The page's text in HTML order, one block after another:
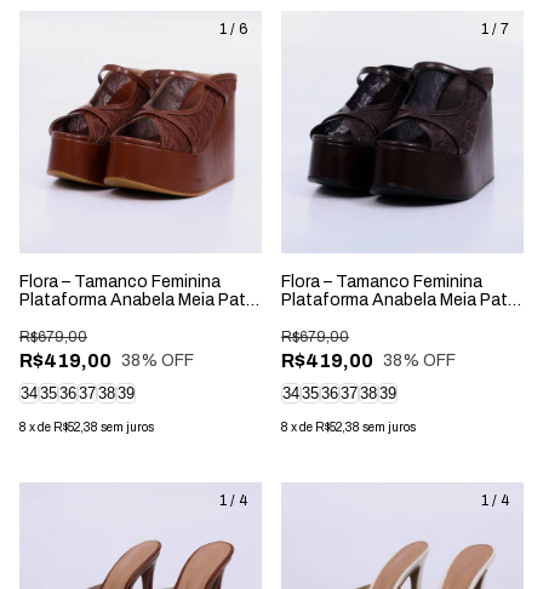
1 / 6
Flora – Tamanco Feminina
Plataforma Anabela Meia Pata
R$419,00
R$679,00
38% OFF
343536373839
8 xde R$52,38 sem juros
1 / 7
Flora – Tamanco Feminina
Plataforma Anabela Meia Pata
R$419,00
R$679,00
38% OFF
343536373839
8 xde R$52,38 sem juros
1 / 4 1 / 4